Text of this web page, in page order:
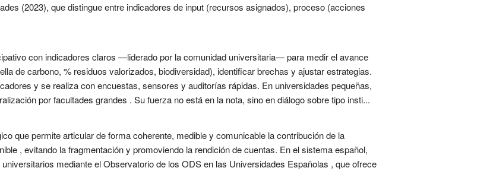
(2023), que distingue entre indicadores de input (recursos asignados), proceso (acciones
con indicadores claros —liderado por la comunidad universitaria— para medir el avance
de carbono, % residuos valorizados, biodiversidad), identificar brechas y ajustar estrategias.
y se realiza con encuestas, sensores y auditorías rápidas. En universidades pequeñas,
por facultades grandes . Su fuerza no está en la nota, sino en diálogo sobre tipo insti...
que permite articular de forma coherente, medible y comunicable la contribución de la
, evitando la fragmentación y promoviendo la rendición de cuentas. En el sistema español,
mediante el Observatorio de los ODS en las Universidades Españolas , que ofrece